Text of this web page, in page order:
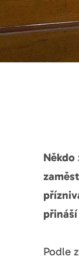
Podle